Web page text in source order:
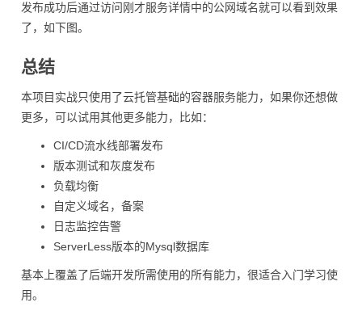
发布成功后通过访问刚才服务详情中的公网域名就可以看到效果
了，如下图。
总结
本项目实战只使用了云托管基础的容器服务能力，如果你还想做
更多，可以试用其他更多能力，比如：
CI/CD流水线部署发布
版本测试和灰度发布
负载均衡
自定义域名，备案
日志监控告警
ServerLess版本的Mysql数据库
基本上覆盖了后端开发所需使用的所有能力，很适合入门学习使
用。